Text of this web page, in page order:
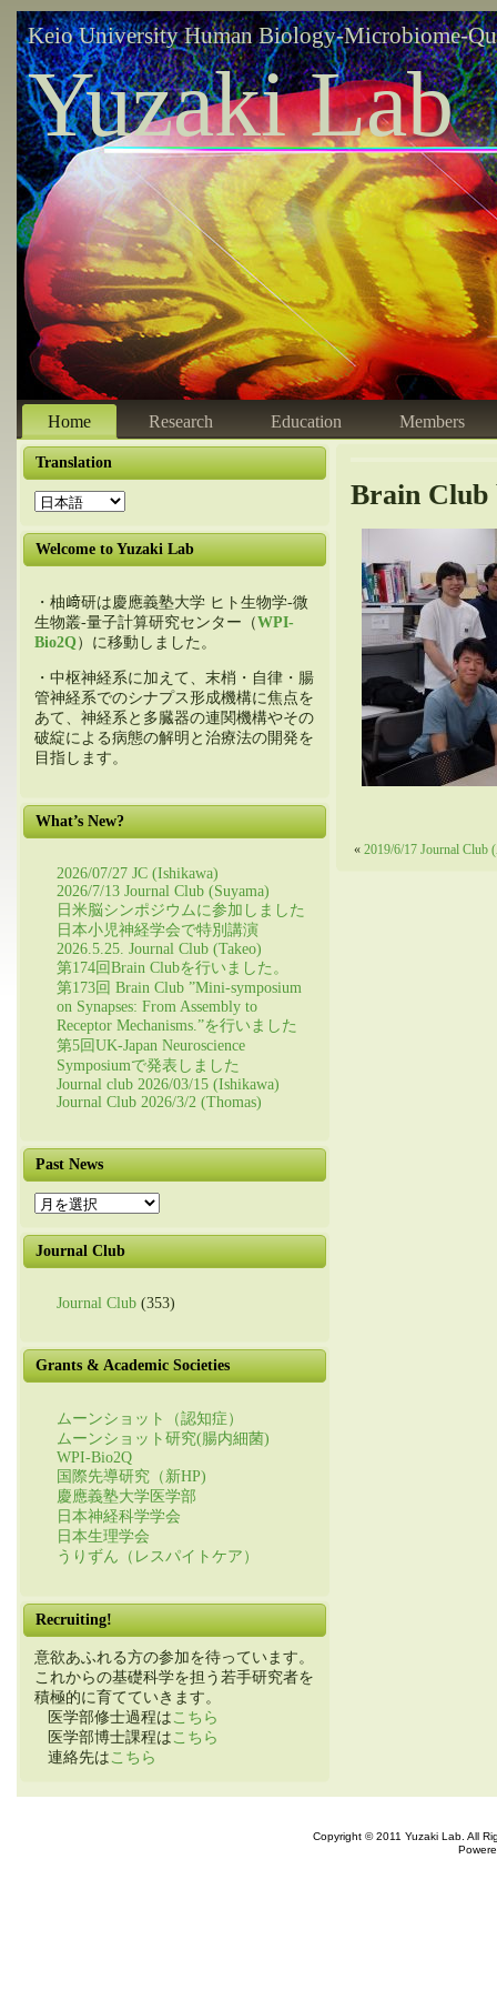
Keio University Human Biology-Microbiome-
Yuzaki Lab
Home Research Education Members
Translation
Welcome to Yuzaki Lab
・柚﨑研は慶應義塾大学 ヒト生物学-微
生物叢-量子計算研究センター（WPI-
Bio2Q）に移動しました。
・中枢神経系に加えて、末梢・自律・腸
管神経系でのシナプス形成機構に焦点を
あて、神経系と多臓器の連関機構やその
破綻による病態の解明と治療法の開発を
目指します。
What’s New?
2026/07/27 JC (Ishikawa)
2026/7/13 Journal Club (Suyama)
日米脳シンポジウムに参加しました
日本小児神経学会で特別講演
2026.5.25. Journal Club (Takeo)
第174回Brain Clubを行いました。
第173回 Brain Club ”Mini-symposium
on Synapses: From Assembly to
Receptor Mechanisms.”を行いました
第5回UK-Japan Neuroscience
Symposiumで発表しました
Journal club 2026/03/15 (Ishikawa)
Journal Club 2026/3/2 (Thomas)
Past News
Past
News
Journal Club
Journal Club (353)
Grants & Academic Societies
ムーンショット（認知症）
ムーンショット研究(腸内細菌)
WPI-Bio2Q
国際先導研究（新HP)
慶應義塾大学医学部
日本神経科学学会
日本生理学会
うりずん（レスパイトケア）
Recruiting!
意欲あふれる方の参加を待っています。
これからの基礎科学を担う若手研究者を
積極的に育てていきます。
医学部修士過程は こちら
医学部博士課程は こちら
連絡先は こちら
Brain Club
« 2019/6/17 Journal Club
Copyright © 2011 Yuzaki Lab. All